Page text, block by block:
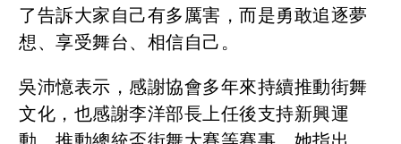
了告訴大家自己有多厲害，而是勇敢追逐夢
想、享受舞台、相信自己。
吳沛憶表示，感謝協會多年來持續推動街舞
文化，也感謝李洋部長上任後支持新興運